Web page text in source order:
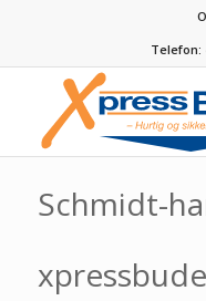
Telefon:
Schmidt-